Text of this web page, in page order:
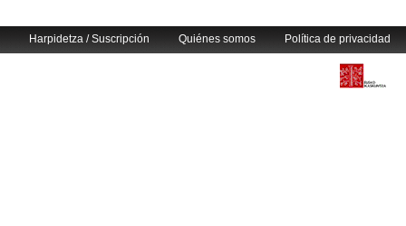
Harpidetza / Suscripción Quiénes somos Política de privacidad